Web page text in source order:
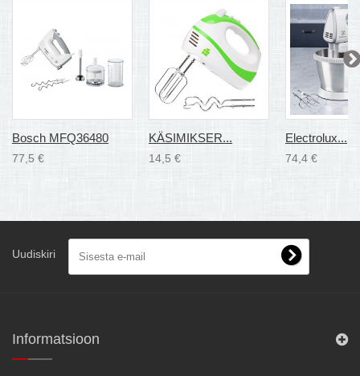
Bosch MFQ36480
77,5 €
KÄSIMIKSER...
14,5 €
Electrolux...
74,4 €
Uudiskiri
Informatsioon